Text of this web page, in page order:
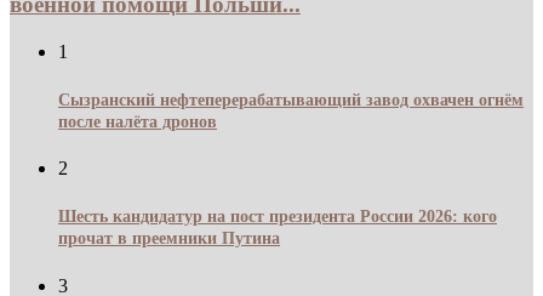
1
Сызранский нефтеперерабатывающий завод охвачен огнём
после налёта дронов
2
Шесть кандидатур на пост президента России 2026: кого
прочат в преемники Путина
3